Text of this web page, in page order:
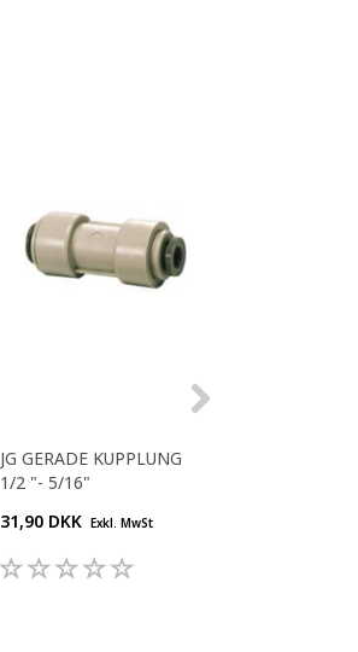
JG GERADE KUPPLUNG
1/2 "- 5/16"
31,90 DKK Exkl. MwSt